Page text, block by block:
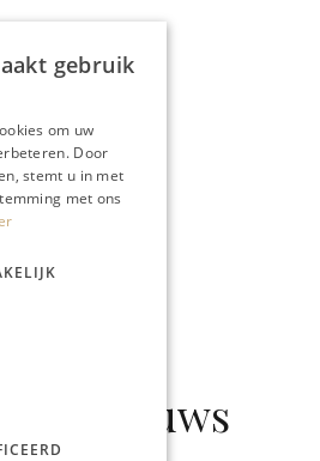
nieuws
gebruik
om uw
Door
stemt u in met
met ons